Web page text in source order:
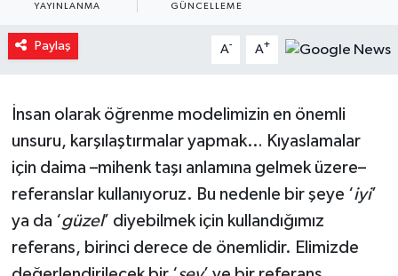
YAYINLANMA GÜNCELLEME
Paylaş A- A+
İnsan olarak öğrenme modelimizin en önemli
unsuru, karşılaştırmalar yapmak… Kıyaslamalar
için daima –mihenk taşı anlamına gelmek üzere–
referanslar kullanıyoruz. Bu nedenle bir şeye ‘iyi’
ya da ‘güzel’ diyebilmek için kullandığımız
referans, birinci derece de önemlidir. Elimizde
Ekonomi
Sağlık
Resmi ilanlar
Son Dakika Haberleri
Haber Arşivi